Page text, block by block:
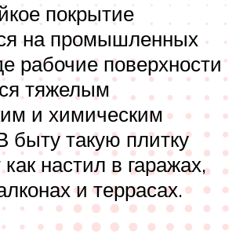
покрытие
на промышленных
рабочие поверхности
тяжелым
и химическим
быту такую плитку
настил в гаражах,
и террасах.